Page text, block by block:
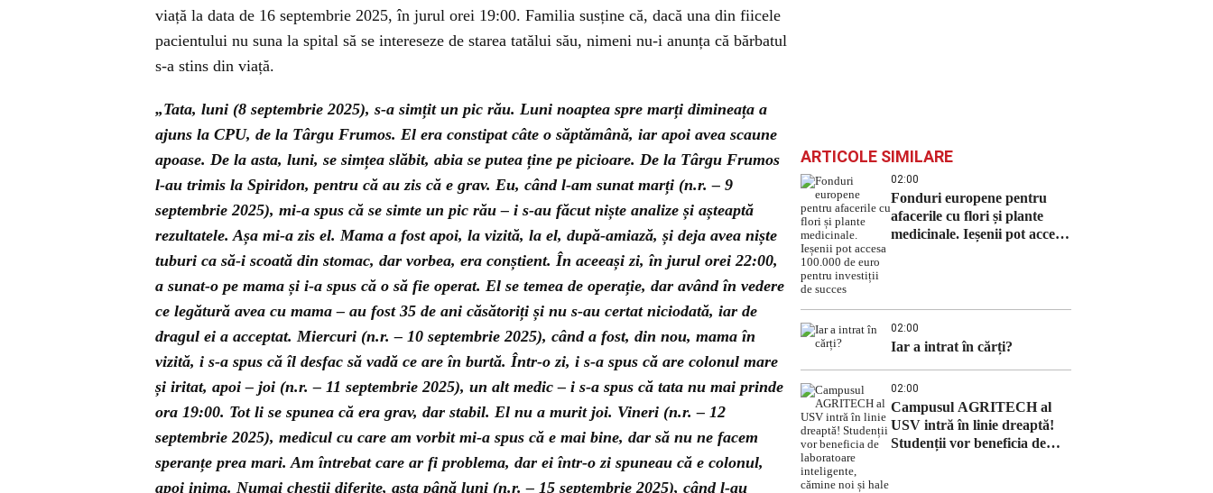
viață la data de 16 septembrie 2025, în jurul orei 19:00. Familia susține că, dacă una din fiicele
pacientului nu suna la spital să se intereseze de starea tatălui său, nimeni nu-i anunța că bărbatul
s-a stins din viață.
„Tata, luni (8 septembrie 2025), s-a simțit un pic rău. Luni noaptea spre marți dimineața a
ajuns la CPU, de la Târgu Frumos. El era constipat câte o săptămână, iar apoi avea scaune
apoase. De la asta, luni, se simțea slăbit, abia se putea ține pe picioare. De la Târgu Frumos
l-au trimis la Spiridon, pentru că au zis că e grav. Eu, când l-am sunat marți (n.r. – 9
septembrie 2025), mi-a spus că se simte un pic rău – i s-au făcut niște analize și așteaptă
rezultatele. Așa mi-a zis el. Mama a fost apoi, la vizită, la el, după-amiază, și deja avea niște
tuburi ca să-i scoată din stomac, dar vorbea, era conștient. În aceeași zi, în jurul orei 22:00,
a sunat-o pe mama și i-a spus că o să fie operat. El se temea de operație, dar având în vedere
ce legătură avea cu mama – au fost 35 de ani căsătoriți și nu s-au certat niciodată, iar de
dragul ei a acceptat. Miercuri (n.r. – 10 septembrie 2025), când a fost, din nou, mama în
vizită, i s-a spus că îl desfac să vadă ce are în burtă. Într-o zi, i s-a spus că are colonul mare
și iritat, apoi – joi (n.r. – 11 septembrie 2025), un alt medic – i s-a spus că tata nu mai prinde
ora 19:00. Tot li se spunea că era grav, dar stabil. El nu a murit joi. Vineri (n.r. – 12
septembrie 2025), medicul cu care am vorbit mi-a spus că e mai bine, dar să nu ne facem
speranțe prea mari. Am întrebat care ar fi problema, dar ei într-o zi spuneau că e colonul,
apoi inima. Numai chestii diferite, asta până luni (n.r. – 15 septembrie 2025), când l-au
ARTICOLE SIMILARE
02:00
Fonduri europene pentru
afacerile cu flori și plante
medicinale. Ieșenii pot accesa
02:00
Iar a intrat în cărți?
02:00
Campusul AGRITECH al
USV intră în linie dreaptă!
Studenții vor beneficia de